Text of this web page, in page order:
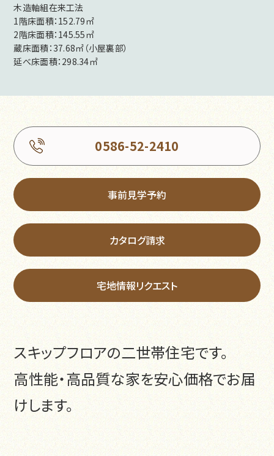
木造軸組在来工法
1階床面積：152.79㎡
2階床面積：145.55㎡
蔵床面積：37.68㎡（小屋裏部）
延べ床面積：298.34㎡
0586-52-2410
事前見学予約
カタログ請求
宅地情報リクエスト
スキップフロアの二世帯住宅です。
高性能・高品質な家を安心価格でお届
けします。